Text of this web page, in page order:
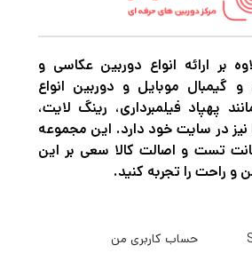
بر ارائه انواع دوربین عکاسی و
و گیمبال موبایل و دوربین انواع
پهپاد فیلمبرداری، رینگ لایت،
نیز در سایت خود دارد. این مجموعه
تست و اصالت کالا سعی بر این
و راحت را تجربه کنید.
حساب کاربری من